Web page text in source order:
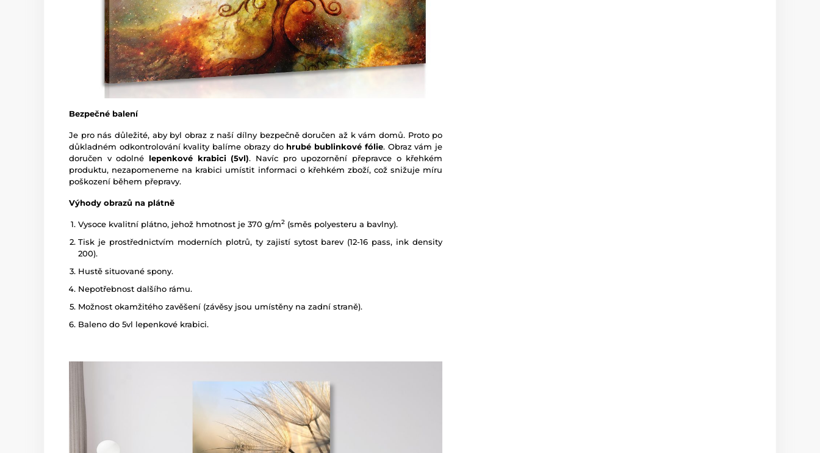
Bezpečné balení
Je pro nás důležité, aby byl obraz z naší dílny bezpečně doručen až k vám domů. Proto po
důkladném odkontrolování kvality balíme obrazy do hrubé bublinkové fólie. Obraz vám je
doručen v odolné lepenkové krabici (5vl). Navíc pro upozornění přepravce o křehkém
produktu, nezapomeneme na krabici umístit informaci o křehkém zboží, což snižuje míru
poškození během přepravy.
Výhody obrazů na plátně
Vysoce kvalitní plátno, jehož hmotnost je 370 g/m2 (směs polyesteru a bavlny).
Tisk je prostřednictvím moderních plotrů, ty zajistí sytost barev (12-16 pass, ink density
200).
Hustě situované spony.
Nepotřebnost dalšího rámu.
Možnost okamžitého zavěšení (závěsy jsou umístěny na zadní straně).
Baleno do 5vl lepenkové krabici.